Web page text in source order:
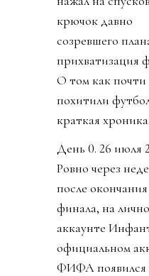
крючок давно
созревшего
прихватизация
О том как почти
похитили
краткая хроника.
День 0. 26 июля
Ровно через
после окончания
финала, на
аккаунте
официальном
ФИФА появился